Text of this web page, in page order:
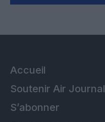
Accueil
Soutenir Air Journal
S’abonner